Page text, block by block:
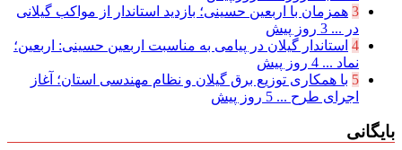
3 همزمان با اربعین حسینی؛ بازدید استاندار از مواکب گیلانی
در ... 3 روز پیش
4 استاندار گیلان در پیامی به مناسبت اربعین حسینی: اربعین؛
نماد ... 4 روز پیش
5 با همکاری توزیع برق گیلان و نظام مهندسی استان؛ آغاز
اجرای طرح ... 5 روز پیش
بایگانی